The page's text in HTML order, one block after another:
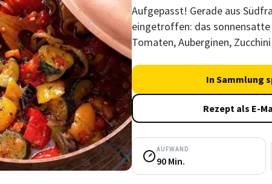
Aufgepasst! Gerade aus
eingetroffen: das
Tomaten, Auberginen,
In Sammlung
Rezept als E-
AUFWAND
90 Min.